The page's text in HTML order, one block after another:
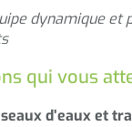
dynamique et
qui vous
d’eaux et